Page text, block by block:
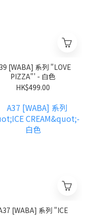
列 "LOVE
PIZZA"' - 白色
HK$499.00
系列 "ICE